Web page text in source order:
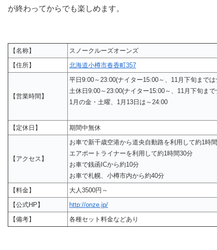
が終わってからでも楽しめます。
【名称】
スノークルーズオーンズ
【住所】
北海道小樽市春香町357
【営業時間】
平日9:00～23:00(ナイター15:00～、11月下旬まで
土休日9:00～23:00(ナイター15:00～、11月下旬ま
1月の金・土曜、1月13日は～24:00
【定休日】 期間中無休
【アクセス】
お車で新千歳空港から道央自動路を利用して約1時間
エアポートライナーを利用して約1時間30分
お車で銭函ICから約10分
お車で札幌、小樽市内から約40分
【料金】
大人3500円～
【公式HP】
http://onze.jp/
【備考】
各種セット料金などあり